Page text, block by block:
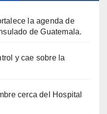
la agenda de
de Guatemala.
y cae sobre la
cerca del Hospital